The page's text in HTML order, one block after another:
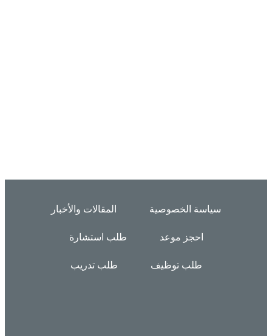
سياسة الخصوصية المقالات والأخبار
احجز موعد طلب استشارة
طلب توظيف طلب تدريب